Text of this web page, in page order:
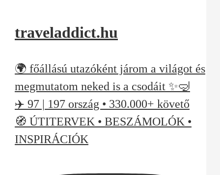
traveladdict.hu
🌍 főállású utazóként járom a világot és
megmutatom neked is a csodáit ✨🤿
✈️ 97 | 197 ország • 330.000+ követő
🧭 ÚTITERVEK • BESZÁMOLÓK •
INSPIRÁCIÓK